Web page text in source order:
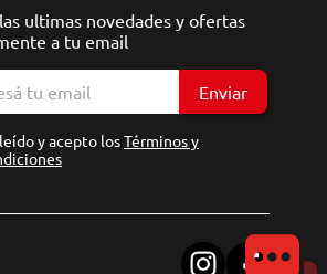
ultimas novedades y ofertas
a tu email
Enviar
y acepto losTérminos y